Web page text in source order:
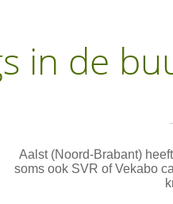
in de
Aalst (Noord-Brabant)
soms ook SVR of Vekabo